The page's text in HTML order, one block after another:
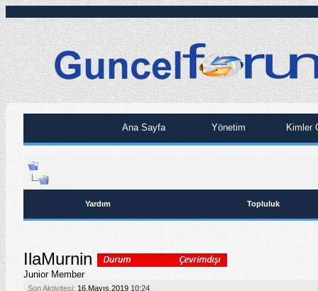
Ana Sayfa Yönetim Kimler
Yardım Topluluk
IlaMurnin
Junior Member
Son Aktivitesi: 16.Mayıs.2019 10:24